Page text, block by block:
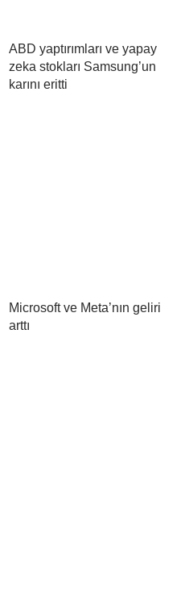
ABD yaptırımları ve yapay
zeka stokları Samsung’un
karını eritti
Microsoft ve Meta’nın geliri
arttı